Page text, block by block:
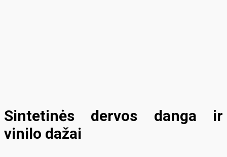
Sintetinės dervos danga ir
vinilo dažai